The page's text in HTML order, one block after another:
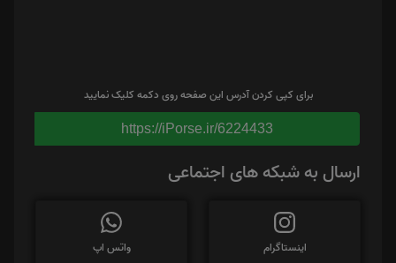
برای کپی کردن آدرس این صفحه روی دکمه کلیک نمایید
https://iPorse.ir/6224433
ارسال به شبکه های اجتماعی
اینستاگرام واتس اپ